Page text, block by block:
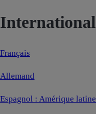
International
Français
Allemand
Espagnol : Amérique latine